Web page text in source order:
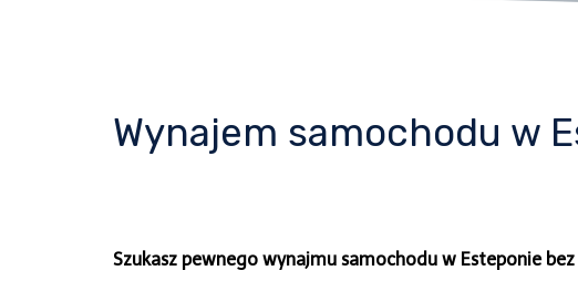
Wynajem samochodu w
Szukasz pewnego wynajmu samochodu w Esteponie